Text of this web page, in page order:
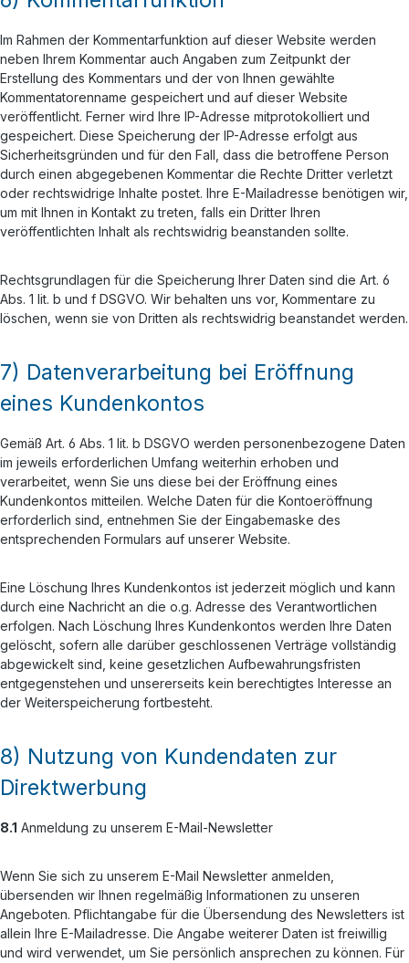
Im Rahmen der Kommentarfunktion auf dieser Website werden
neben Ihrem Kommentar auch Angaben zum Zeitpunkt der
Erstellung des Kommentars und der von Ihnen gewählte
Kommentatorenname gespeichert und auf dieser Website
veröffentlicht. Ferner wird Ihre IP-Adresse mitprotokolliert und
gespeichert. Diese Speicherung der IP-Adresse erfolgt aus
Sicherheitsgründen und für den Fall, dass die betroffene Person
durch einen abgegebenen Kommentar die Rechte Dritter verletzt
oder rechtswidrige Inhalte postet. Ihre E-Mailadresse benötigen wir,
um mit Ihnen in Kontakt zu treten, falls ein Dritter Ihren
veröffentlichten Inhalt als rechtswidrig beanstanden sollte.
Rechtsgrundlagen für die Speicherung Ihrer Daten sind die Art. 6
Abs. 1 lit. b und f DSGVO. Wir behalten uns vor, Kommentare zu
löschen, wenn sie von Dritten als rechtswidrig beanstandet werden.
7) Datenverarbeitung bei Eröffnung
eines Kundenkontos
Gemäß Art. 6 Abs. 1 lit. b DSGVO werden personenbezogene Daten
im jeweils erforderlichen Umfang weiterhin erhoben und
verarbeitet, wenn Sie uns diese bei der Eröffnung eines
Kundenkontos mitteilen. Welche Daten für die Kontoeröffnung
erforderlich sind, entnehmen Sie der Eingabemaske des
entsprechenden Formulars auf unserer Website.
Eine Löschung Ihres Kundenkontos ist jederzeit möglich und kann
durch eine Nachricht an die o.g. Adresse des Verantwortlichen
erfolgen. Nach Löschung Ihres Kundenkontos werden Ihre Daten
gelöscht, sofern alle darüber geschlossenen Verträge vollständig
abgewickelt sind, keine gesetzlichen Aufbewahrungsfristen
entgegenstehen und unsererseits kein berechtigtes Interesse an
der Weiterspeicherung fortbesteht.
8) Nutzung von Kundendaten zur
Direktwerbung
8.1 Anmeldung zu unserem E-Mail-Newsletter
Wenn Sie sich zu unserem E-Mail Newsletter anmelden,
übersenden wir Ihnen regelmäßig Informationen zu unseren
Angeboten. Pflichtangabe für die Übersendung des Newsletters ist
allein Ihre E-Mailadresse. Die Angabe weiterer Daten ist freiwillig
und wird verwendet, um Sie persönlich ansprechen zu können. Für